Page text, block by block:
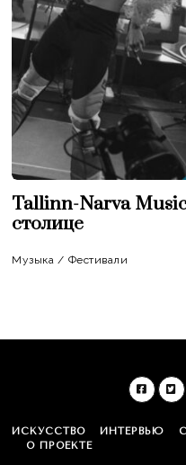
Tallinn-Narva
столице
Музыка / Фестивали
ИСКУССТВО ИНТЕРВЬЮ
О ПРОЕКТЕ